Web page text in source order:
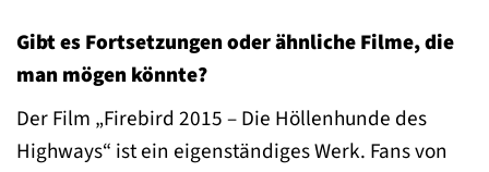
Gibt es Fortsetzungen oder ähnliche Filme, die
man mögen könnte?
Der Film „Firebird 2015 – Die Höllenhunde des
Highways“ ist ein eigenständiges Werk. Fans von